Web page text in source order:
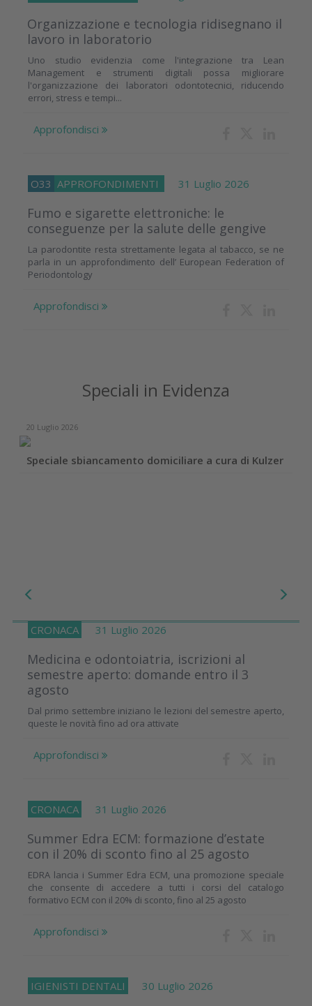
Organizzazione e tecnologia ridisegnano il
lavoro in laboratorio
Uno studio evidenzia come l'integrazione tra Lean
Management e strumenti digitali possa migliorare
l'organizzazione dei laboratori odontotecnici, riducendo
errori, stress e tempi...
Approfondisci
O33 APPROFONDIMENTI 31 Luglio 2026
Fumo e sigarette elettroniche: le
conseguenze per la salute delle gengive
La parodontite resta strettamente legata al tabacco, se ne
parla in un approfondimento dell’ European Federation of
Periodontology
Approfondisci
Speciali in Evidenza
20 Luglio 2026
Speciale sbiancamento domiciliare a cura di Kulzer
CRONACA 31 Luglio 2026
Medicina e odontoiatria, iscrizioni al
semestre aperto: domande entro il 3
agosto
Dal primo settembre iniziano le lezioni del semestre aperto,
queste le novità fino ad ora attivate
Approfondisci
CRONACA 31 Luglio 2026
Summer Edra ECM: formazione d’estate
con il 20% di sconto fino al 25 agosto
EDRA lancia i Summer Edra ECM, una promozione speciale
che consente di accedere a tutti i corsi del catalogo
formativo ECM con il 20% di sconto, fino al 25 agosto
Approfondisci
IGIENISTI DENTALI 30 Luglio 2026